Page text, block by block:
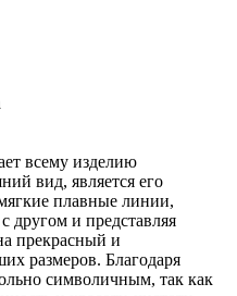
всему изделию
вид, является его
плавные линии,
другом и представляя
прекрасный и
размеров. Благодаря
символичным, так как